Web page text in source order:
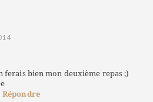
ferais bien mon deuxième repas ;)
Répondre